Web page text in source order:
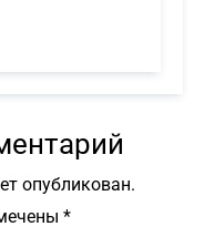
опубликован.
*